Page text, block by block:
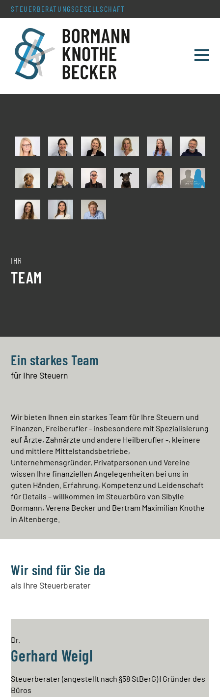
STEUERBERATUNGS­GESELLSCHAFT
SERVICE & AKTUELLES
KARRIERE
IHR
TEAM
Ein starkes Team
für Ihre Steuern
Wir bieten Ihnen ein starkes Team für Ihre Steuern und
Finanzen. Freiberufler - insbesondere mit Spezialisierung
auf Ärzte, Zahnärzte und andere Heilberufler -, kleinere
und mittlere Mittelstandsbetriebe,
Unternehmensgründer, Privatpersonen und Vereine
wissen Ihre finanziellen Angelegenheiten bei uns in
guten Händen. Erfahrung, Kompetenz und Leidenschaft
für Details – willkommen im Steuerbüro von Sibylle
Bormann, Verena Becker und Bertram Maximilian Knothe
in Altenberge.
Wir sind für Sie da
als Ihre Steuerberater
Dr.
Gerhard Weigl
Steuerberater (angestellt nach §58 StBerG) | Gründer des
Büros